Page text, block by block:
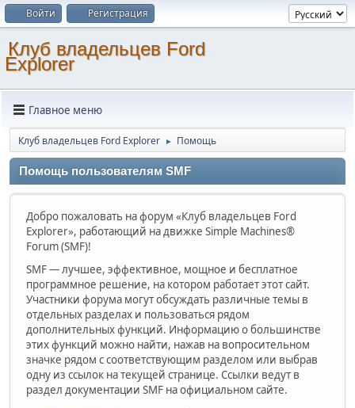
Войти Регистрация
Клуб владельцев Ford
Explorer
Главное меню
Клуб владельцев Ford Explorer ► Помощь
Помощь пользователям SMF
Добро пожаловать на форум «Клуб владельцев Ford
Explorer», работающий на движке Simple Machines®
Forum (SMF)!
SMF — лучшее, эффективное, мощное и бесплатное
программное решение, на котором работает этот сайт.
Участники форума могут обсуждать различные темы в
отдельных разделах и пользоваться рядом
дополнительных функций. Информацию о большинстве
этих функций можно найти, нажав на вопросительном
значке рядом с соответствующим разделом или выбрав
одну из ссылок на текущей странице. Ссылки ведут в
раздел документации SMF на официальном сайте.